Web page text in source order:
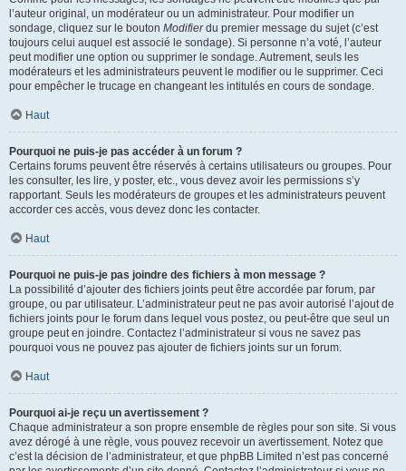
l’auteur original, un modérateur ou un administrateur. Pour modifier un
sondage, cliquez sur le bouton Modifierdu premier message du sujet (c’est
toujours celui auquel est associé le sondage). Si personne n’a voté, l’auteur
peut modifier une option ou supprimer le sondage. Autrement, seuls les
modérateurs et les administrateurs peuvent le modifier ou le supprimer. Ceci
pour empêcher le trucage en changeant les intitulés en cours de sondage.
Haut
Pourquoi ne puis-je pas accéder à un forum ?
Certains forums peuvent être réservés à certains utilisateurs ou groupes. Pour
les consulter, les lire, y poster, etc., vous devez avoir les permissions s’y
rapportant. Seuls les modérateurs de groupes et les administrateurs peuvent
accorder ces accès, vous devez donc les contacter.
Haut
Pourquoi ne puis-je pas joindre des fichiers à mon message ?
La possibilité d’ajouter des fichiers joints peut être accordée par forum, par
groupe, ou par utilisateur. L’administrateur peut ne pas avoir autorisé l’ajout de
fichiers joints pour le forum dans lequel vous postez, ou peut-être que seul un
groupe peut en joindre. Contactez l’administrateur si vous ne savez pas
pourquoi vous ne pouvez pas ajouter de fichiers joints sur un forum.
Haut
Pourquoi ai-je reçu un avertissement ?
Chaque administrateur a son propre ensemble de règles pour son site. Si vous
avez dérogé à une règle, vous pouvez recevoir un avertissement. Notez que
c’est la décision de l’administrateur, et que phpBB Limited n’est pas concerné